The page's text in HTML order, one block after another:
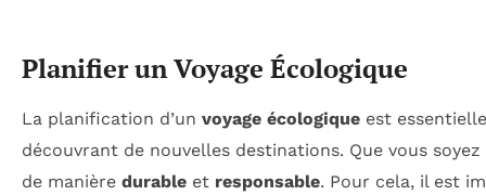
Planifier un Voyage Écologique
La planification d’un voyage écologique est
découvrant de nouvelles destinations. Que vous
de manière durable et responsable. Pour cela, il est